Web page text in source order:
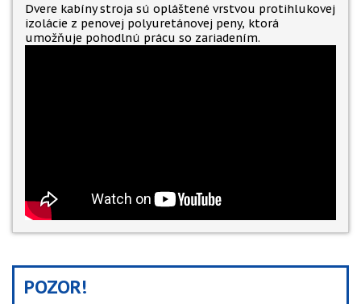
Dvere kabíny stroja sú opláštené vrstvou protihlukovej
izolácie z penovej polyuretánovej peny, ktorá
umožňuje pohodlnú prácu so zariadením.
POZOR!